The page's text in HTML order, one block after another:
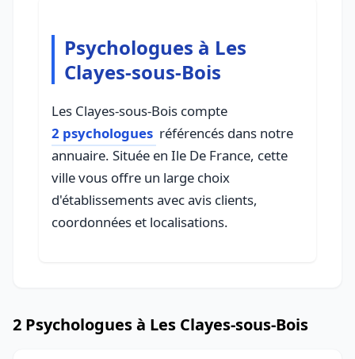
Psychologues à Les
Clayes-sous-Bois
Les Clayes-sous-Bois compte
2 psychologues référencés dans notre
annuaire. Située en Ile De France, cette
ville vous offre un large choix
d'établissements avec avis clients,
coordonnées et localisations.
2 Psychologues à Les Clayes-sous-Bois